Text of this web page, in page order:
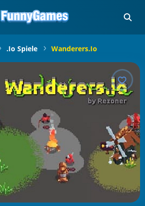
.io Spiele Wanderers.io